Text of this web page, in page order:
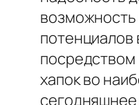
потенциалов
посредством
хапок во
сегодняшнее